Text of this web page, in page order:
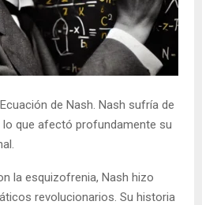
de Nash. Nash sufría de
que afectó profundamente su
la esquizofrenia, Nash hizo
revolucionarios. Su historia